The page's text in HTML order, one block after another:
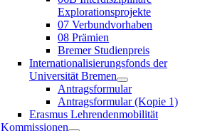
Explorationsprojekte
07 Verbundvorhaben
08 Prämien
Bremer Studienpreis
Internationalisierungsfonds der
Universität Bremen
Antragsformular
Antragsformular (Kopie 1)
Erasmus Lehrendenmobilität
Kommissionen